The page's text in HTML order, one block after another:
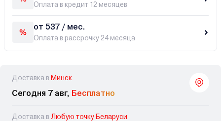
Оплата в кредит 12 месяцев
от 537 / мес.
Оплата в рассрочку 24 месяца
Доставка в Минск
Сегодня 7 авг, Бесплатно
Доставка в Любую точку Беларуси